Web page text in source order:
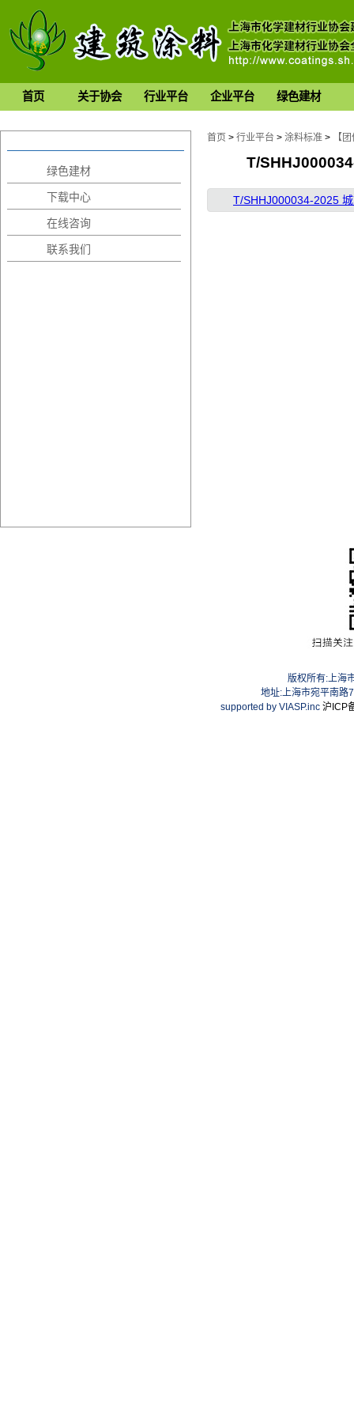
首页 关于协会 行业平台 企业平台 绿色建材
绿色建材
下载中心
在线咨询
联系我们
首页 > 行业平台 > 涂料标准 > 【
T/
T/SHHJ000034-2025
版权所有:上海
地址:上海市宛平南
supported by VIASP.inc 沪ICP